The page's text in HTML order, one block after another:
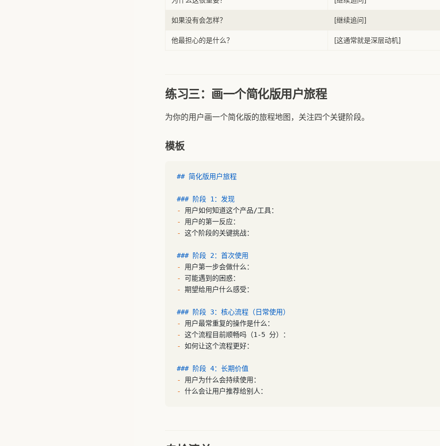
如果没有会怎样？ [继续追问]
他最担心的是什么？ [这通常就是深层动机]
练习三：画一个简化版用户旅程
为你的用户画一个简化版的旅程地图，关注四个关键阶段。
模板
## 简化版用户旅程
### 阶段 1：发现
-
用户如何知道这个产品/工具：
-
用户的第一反应：
-
这个阶段的关键挑战：
### 阶段 2：首次使用
-
用户第一步会做什么：
-
可能遇到的困惑：
-
期望给用户什么感受：
### 阶段 3：核心流程（日常使用）
-
用户最常重复的操作是什么：
-
这个流程目前顺畅吗（1-5 分）：
-
如何让这个流程更好：
### 阶段 4：长期价值
-
用户为什么会持续使用：
-
什么会让用户推荐给别人：